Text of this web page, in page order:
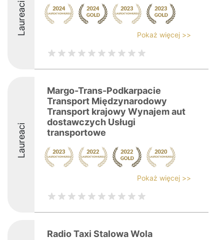
Laureaci Pokaż więcej >>
Laureaci
Margo-Trans-Podkarpacie
Transport Międzynarodowy
Transport krajowy Wynajem aut
dostawczych Usługi
transportowe
Pokaż więcej >>
Radio Taxi Stalowa Wola